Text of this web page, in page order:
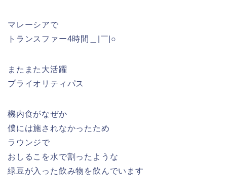
マレーシアで
トランスファー4時間＿|￣|○
またまた大活躍
プライオリティパス
機内食がなぜか
僕には施されなかったため
ラウンジで
おしるこを水で割ったような
緑豆が入った飲み物を飲んでいます